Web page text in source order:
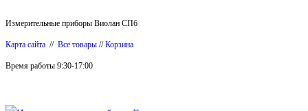
к
содержимому
Измерительные приборы Виолан СПб
Карта сайта // Все товары //Корзина
Время работы 9:30-17:00